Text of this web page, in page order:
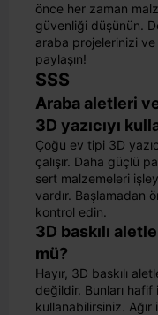
önce her zaman
güvenliği düşünün.
araba projelerinizi ve
paylaşın!
SSS
Araba aletleri
3D yazıcıyı
Çoğu ev tipi 3D
çalışır. Daha güçlü
sert malzemeleri
vardır. Başlamadan
kontrol edin.
3D baskılı
mü?
Hayır, 3D baskılı
değildir. Bunları
kullanabilirsiniz.